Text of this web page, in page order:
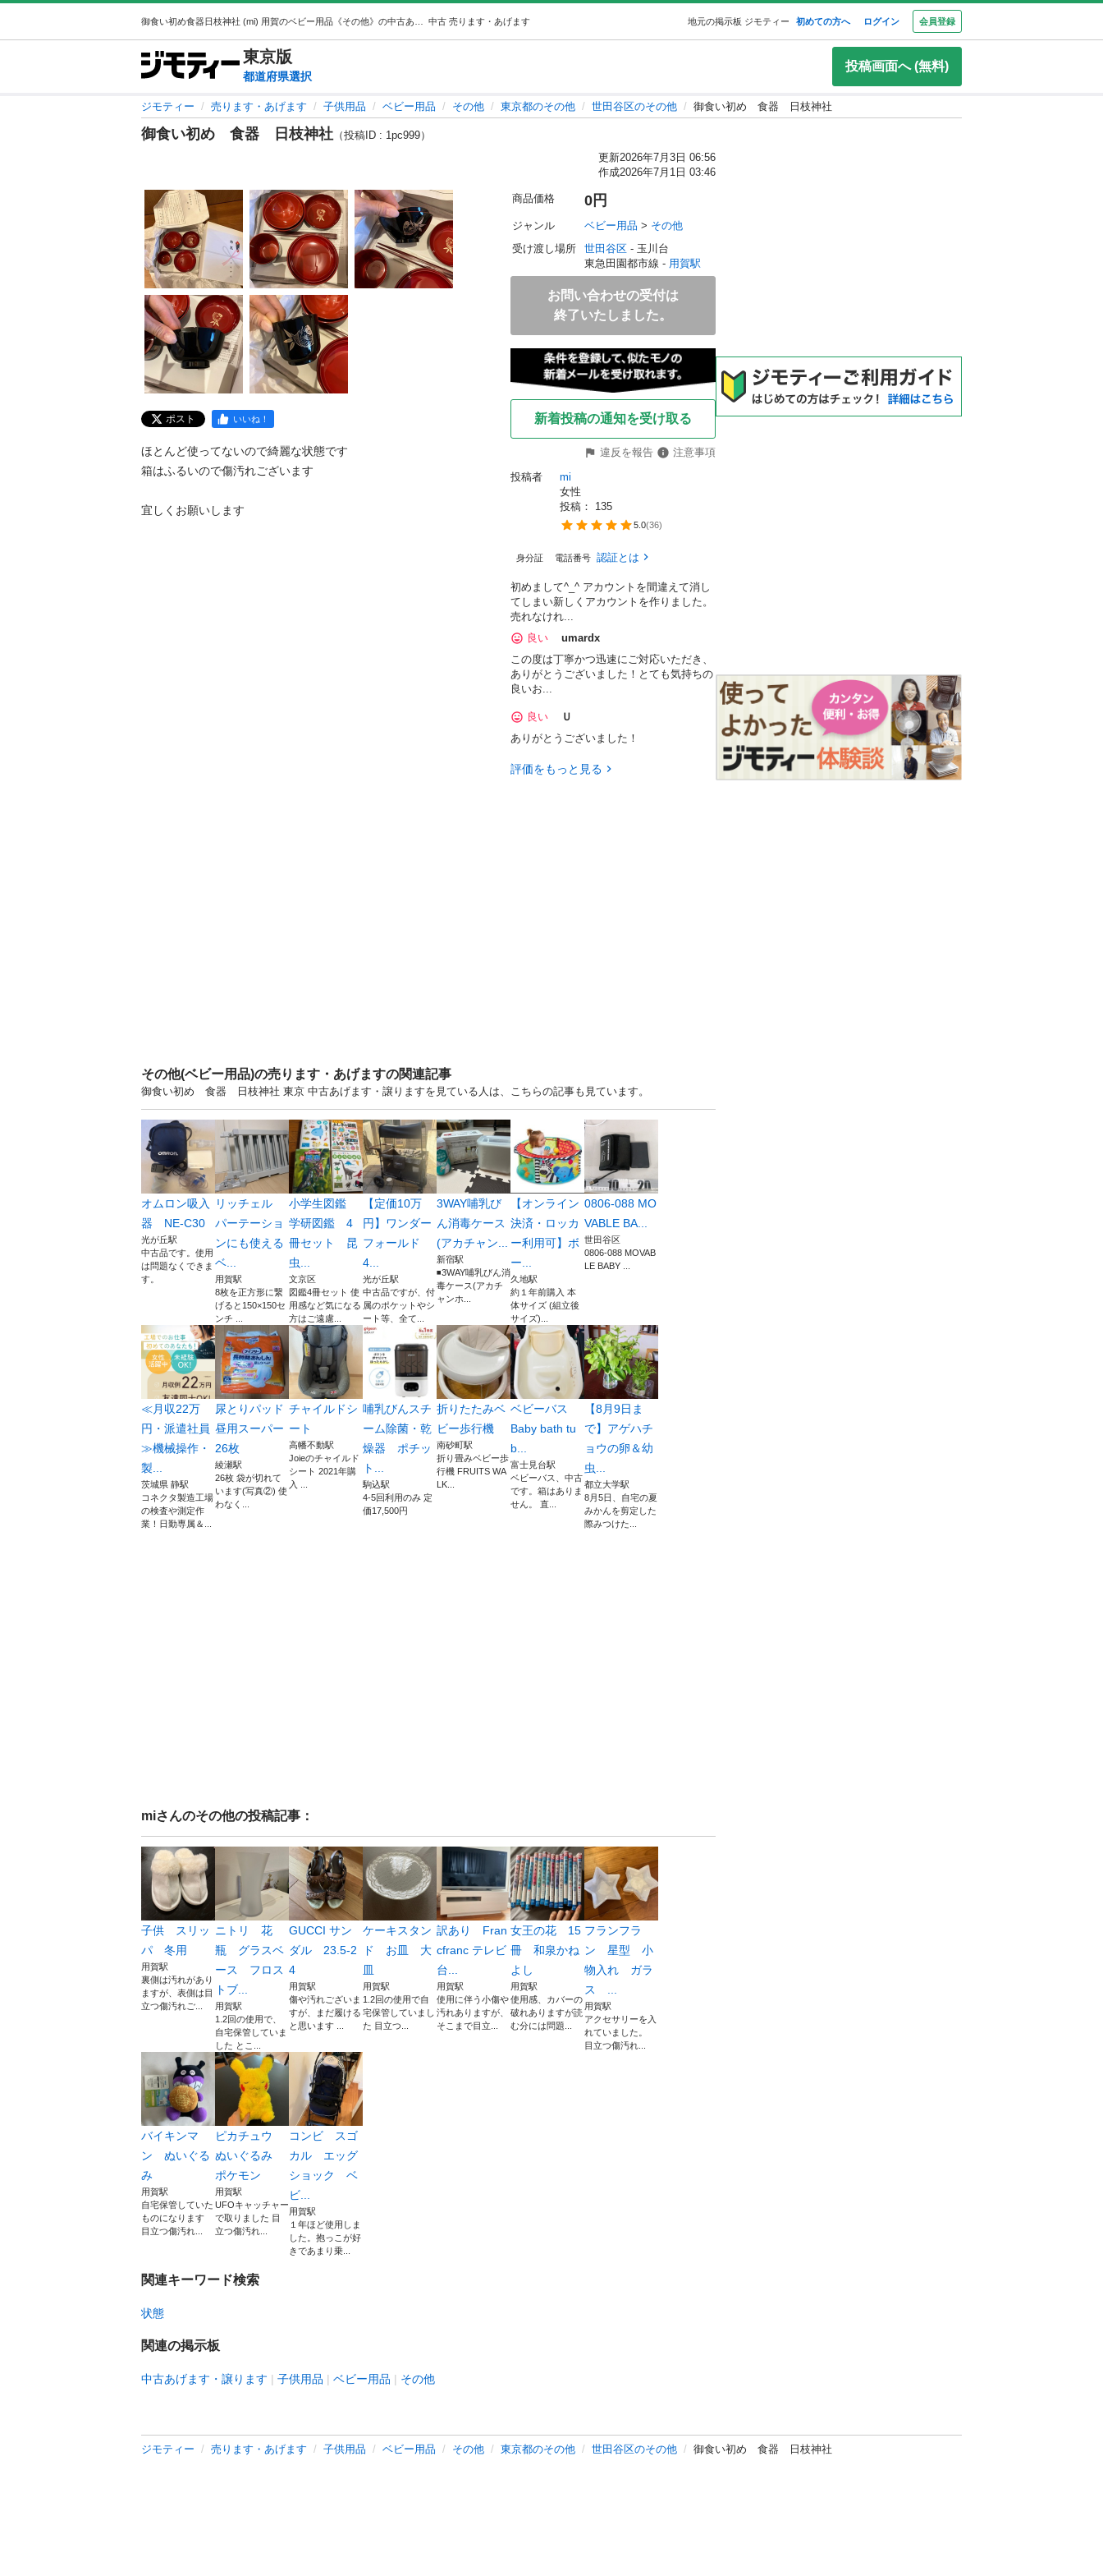
中古 売ります・あげます 地元の掲示板 ジモティー 初めての方へ ログイン 会員登録
東京版
都道府県選択
投稿画面へ (無料)
ジモティー 売ります・あげます 子供用品 ベビー用品 その他 東京都のその他 世田谷区のその他 御食い初め 食器 日枝神社
御食い初め 食器 日枝神社 （投稿ID : 1pc999）
更新2026年7月3日 06:56
作成2026年7月1日 03:46
ポスト いいね！
ほとんど使ってないので綺麗な状態です
箱はふるいので傷汚れございます
宜しくお願いします
商品価格 0円
ジャンル ベビー用品 > その他
受け渡し場所
世田谷区 - 玉川台
東急田園都市線 - 用賀駅
お問い合わせの受付は
終了いたしました。
新着投稿の通知を受け取る
違反を報告
注意事項
投稿者
mi
女性
投稿： 135
5.0(36)
身分証 電話番号 認証とは
初めまして^_^ アカウントを間違えて消し
てしまい新しくアカウントを作りました。
売れなけれ...
良い
umardx
この度は丁寧かつ迅速にご対応いただき、
ありがとうございました！とても気持ちの
良いお...
良い
Ｕ
ありがとうございました！
評価をもっと見る
その他(ベビー用品)の売ります・あげますの関連記事
御食い初め 食器 日枝神社 東京 中古あげます・譲りますを見ている人は、こちらの記事も見ています。
オムロン吸入
器 NE-C30
光が丘駅
中古品です。使用
は問題なくできま
す。
リッチェル
パーテーショ
ンにも使える
ベ...
用賀駅
8枚を正方形に繋
げると150×150セ
ンチ ...
小学生図鑑
学研図鑑 4
冊セット 昆
虫...
文京区
図鑑4冊セット 使
用感など気になる
方はご遠慮...
【定価10万
円】ワンダー
フォールド
4...
光が丘駅
中古品ですが、付
属のポケットやシ
ート等、全て...
3WAY哺乳び
ん消毒ケース
(アカチャン...
新宿駅
◾️3WAY哺乳びん消
毒ケース(アカチ
ャンホ...
【オンライン
決済・ロッカ
ー利用可】ボ
ー...
久地駅
約１年前購入 本
体サイズ (組立後
サイズ)...
0806-088 MO
VABLE BA...
世田谷区
0806-088 MOVAB
LE BABY ...
≪月収22万
円・派遣社員
≫機械操作・
製...
茨城県 静駅
コネクタ製造工場
の検査や測定作
業！日勤専属＆...
尿とりパッド
昼用スーパー
26枚
綾瀬駅
26枚 袋が切れて
います(写真②) 使
わなく...
チャイルドシ
ート
高幡不動駅
Joieのチャイルド
シート 2021年購
入 ...
哺乳びんスチ
ーム除菌・乾
燥器 ポチッ
ト...
駒込駅
4-5回利用のみ 定
価17,500円
折りたたみベ
ビー歩行機
南砂町駅
折り畳みベビー歩
行機 FRUITS WA
LK...
ベビーバス
Baby bath tu
b...
富士見台駅
ベビーバス、中古
です。箱はありま
せん。 直...
【8月9日ま
で】アゲハチ
ョウの卵＆幼
虫...
都立大学駅
8月5日、自宅の夏
みかんを剪定した
際みつけた...
miさんのその他の投稿記事：
子供 スリッ
パ 冬用
用賀駅
裏側は汚れがあり
ますが、表側は目
立つ傷汚れご...
ニトリ 花
瓶 グラスベ
ース フロス
トブ...
用賀駅
1.2回の使用で、
自宅保管していま
した とこ...
GUCCI サン
ダル 23.5-2
4
用賀駅
傷や汚れございま
すが、まだ履ける
と思います ...
ケーキスタン
ド お皿 大
皿
用賀駅
1.2回の使用で自
宅保管していまし
た 目立つ...
訳あり Fran
cfranc テレビ
台...
用賀駅
使用に伴う小傷や
汚れありますが、
そこまで目立...
女王の花 15
冊 和泉かね
よし
用賀駅
使用感、カバーの
破れありますが読
む分には問題...
フランフラ
ン 星型 小
物入れ ガラ
ス ...
用賀駅
アクセサリーを入
れていました。
目立つ傷汚れ...
バイキンマ
ン ぬいぐる
み
用賀駅
自宅保管していた
ものになります
目立つ傷汚れ...
ピカチュウ
ぬいぐるみ
ポケモン
用賀駅
UFOキャッチャー
で取りました 目
立つ傷汚れ...
コンビ スゴ
カル エッグ
ショック ベ
ビ...
用賀駅
１年ほど使用しま
した。抱っこが好
きであまり乗...
関連キーワード検索
状態
関連の掲示板
中古あげます・譲ります 子供用品 ベビー用品 その他
ジモティー 売ります・あげます 子供用品 ベビー用品 その他 東京都のその他 世田谷区のその他 御食い初め 食器 日枝神社